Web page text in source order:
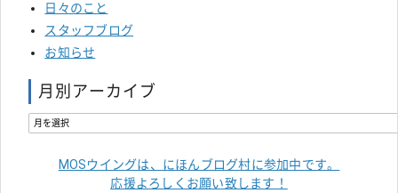
日々のこと
スタッフブログ
お知らせ
月別アーカイブ
MOSウイングは、にほんブログ村に参加中です。
応援よろしくお願い致します！